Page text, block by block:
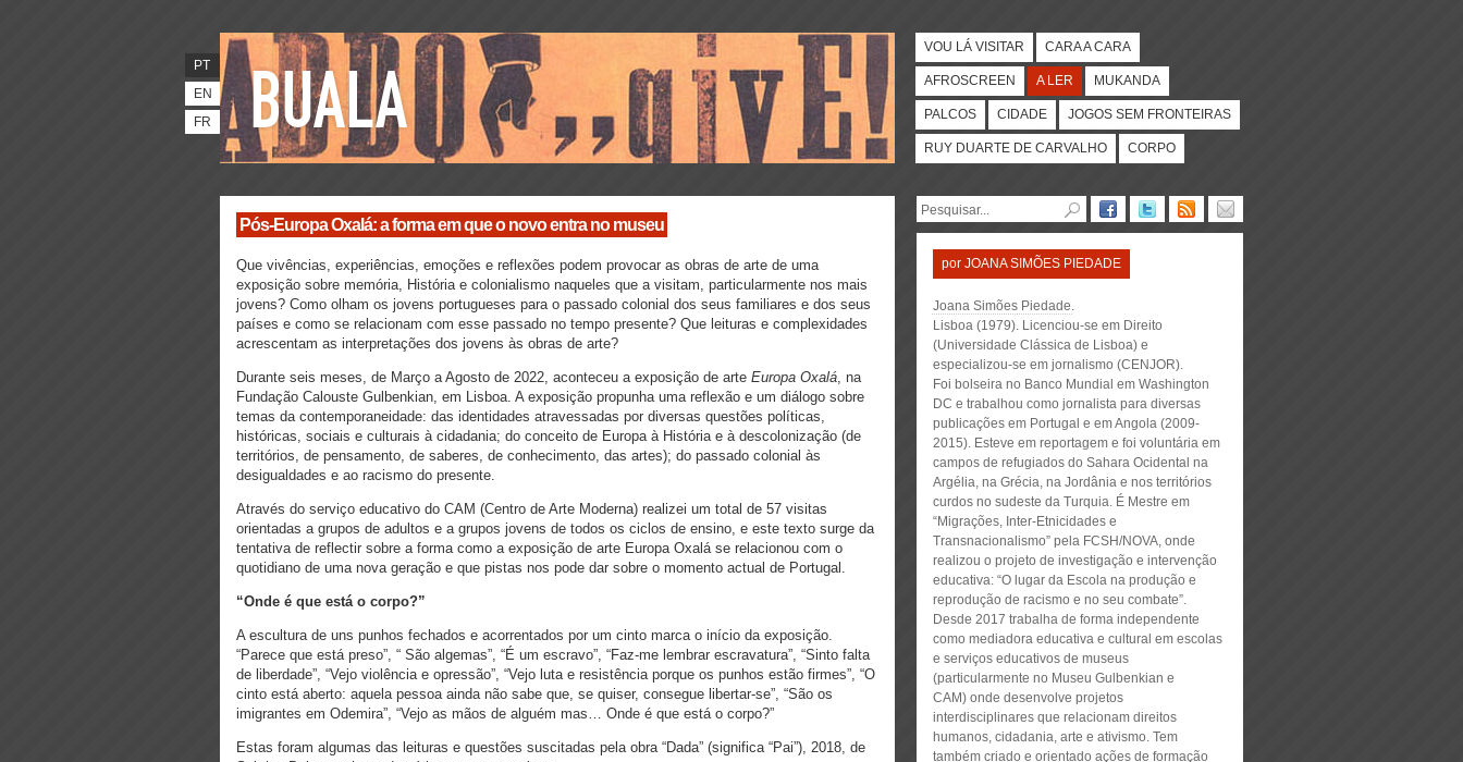
PT
EN
FR
VOU LÁ VISITAR CARA A CARA
AFROSCREEN A LER MUKANDA
PALCOS CIDADE JOGOS SEM FRONTEIRAS
RUY DUARTE DE CARVALHO CORPO
Pós-Europa Oxalá: a forma em que o novo entra no museu
Que vivências, experiências, emoções e reflexões podem provocar as obras de arte de uma
exposição sobre memória, História e colonialismo naqueles que a visitam, particularmente nos mais
jovens? Como olham os jovens portugueses para o passado colonial dos seus familiares e dos seus
países e como se relacionam com esse passado no tempo presente? Que leituras e complexidades
acrescentam as interpretações dos jovens às obras de arte?
Durante seis meses, de Março a Agosto de 2022, aconteceu a exposição de arte Europa Oxalá, na
Fundação Calouste Gulbenkian, em Lisboa. A exposição propunha uma reflexão e um diálogo sobre
temas da contemporaneidade: das identidades atravessadas por diversas questões políticas,
históricas, sociais e culturais à cidadania; do conceito de Europa à História e à descolonização (de
territórios, de pensamento, de saberes, de conhecimento, das artes); do passado colonial às
desigualdades e ao racismo do presente.
Através do serviço educativo do CAM (Centro de Arte Moderna) realizei um total de 57 visitas
orientadas a grupos de adultos e a grupos jovens de todos os ciclos de ensino, e este texto surge da
tentativa de reflectir sobre a forma como a exposição de arte Europa Oxalá se relacionou com o
quotidiano de uma nova geração e que pistas nos pode dar sobre o momento actual de Portugal.
“Onde é que está o corpo?”
A escultura de uns punhos fechados e acorrentados por um cinto marca o início da exposição.
“Parece que está preso”, “ São algemas”, “É um escravo”, “Faz-me lembrar escravatura”, “Sinto falta
de liberdade”, “Vejo violência e opressão”, “Vejo luta e resistência porque os punhos estão firmes”, “O
cinto está aberto: aquela pessoa ainda não sabe que, se quiser, consegue libertar-se”, “São os
imigrantes em Odemira”, “Vejo as mãos de alguém mas… Onde é que está o corpo?”
Estas foram algumas das leituras e questões suscitadas pela obra “Dada” (significa “Pai”), 2018, de
por JOANA SIMÕES PIEDADE
Joana Simões Piedade.
Lisboa (1979). Licenciou-se em Direito
(Universidade Clássica de Lisboa) e
especializou-se em jornalismo (CENJOR).
Foi bolseira no Banco Mundial em Washington
DC e trabalhou como jornalista para diversas
publicações em Portugal e em Angola (2009-
2015). Esteve em reportagem e foi voluntária em
campos de refugiados do Sahara Ocidental na
Argélia, na Grécia, na Jordânia e nos territórios
curdos no sudeste da Turquia. É Mestre em
“Migrações, Inter-Etnicidades e
Transnacionalismo” pela FCSH/NOVA, onde
realizou o projeto de investigação e intervenção
educativa: “O lugar da Escola na produção e
reprodução de racismo e no seu combate”.
Desde 2017 trabalha de forma independente
como mediadora educativa e cultural em escolas
e serviços educativos de museus
(particularmente no Museu Gulbenkian e
CAM) onde desenvolve projetos
interdisciplinares que relacionam direitos
humanos, cidadania, arte e ativismo. Tem
também criado e orientado ações de formação